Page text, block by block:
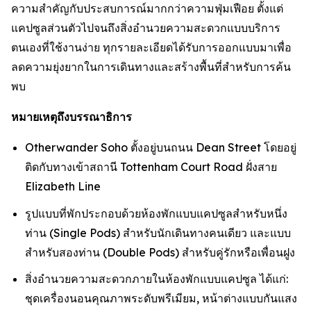
ความสำคัญกับประสบการณ์มากกว่าความฟุ่มเฟือย ตั้งแต่
แคปซูลส่วนตัวไปจนถึงสิ่งอำนวยความสะดวกแบบบริการ
ตนเองที่ใช้งานง่าย ทุกรายละเอียดได้รับการออกแบบมาเพื่อ
ลดความยุ่งยากในการเดินทางและสร้างพื้นที่สำหรับการค้น
พบ
หมายเหตุถึงบรรณาธิการ
Otherwander Soho ตั้งอยู่บนถนน Dean Street โดยอยู่
ติดกับทางเข้าสถานี Tottenham Court Road ฝั่งสาย
Elizabeth Line
รูปแบบที่พักประกอบด้วยห้องพักแบบแคปซูลสำหรับหนึ่ง
ท่าน (Single Pods) สำหรับนักเดินทางคนเดียว และแบบ
สำหรับสองท่าน (Double Pods) สำหรับคู่รักหรือเพื่อนฝูง
สิ่งอำนวยความสะดวกภายในห้องพักแบบแคปซูล ได้แก่:
ชุดเครื่องนอนคุณภาพระดับพรีเมียม, หน้าต่างแบบกันแสง